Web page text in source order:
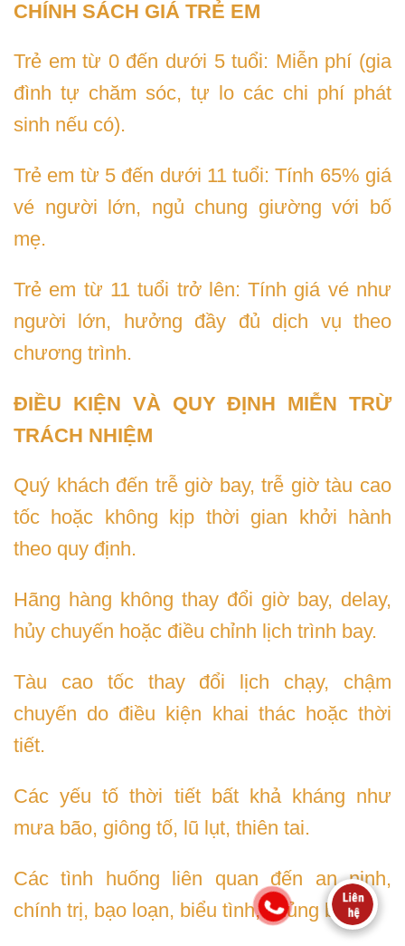
CHÍNH SÁCH GIÁ TRẺ EM
Trẻ em từ 0 đến dưới 5 tuổi: Miễn phí (gia
đình tự chăm sóc, tự lo các chi phí phát
sinh nếu có).
Trẻ em từ 5 đến dưới 11 tuổi: Tính 65% giá
vé người lớn, ngủ chung giường với bố
mẹ.
Trẻ em từ 11 tuổi trở lên: Tính giá vé như
người lớn, hưởng đầy đủ dịch vụ theo
chương trình.
ĐIỀU KIỆN VÀ QUY ĐỊNH MIỄN TRỪ
TRÁCH NHIỆM
Quý khách đến trễ giờ bay, trễ giờ tàu cao
tốc hoặc không kịp thời gian khởi hành
theo quy định.
Hãng hàng không thay đổi giờ bay, delay,
hủy chuyến hoặc điều chỉnh lịch trình bay.
Tàu cao tốc thay đổi lịch chạy, chậm
chuyến do điều kiện khai thác hoặc thời
tiết.
Các yếu tố thời tiết bất khả kháng như
mưa bão, giông tố, lũ lụt, thiên tai.
Các tình huống liên quan đến an ninh,
chính trị, bạo loạn, biểu tình, khủng bố.